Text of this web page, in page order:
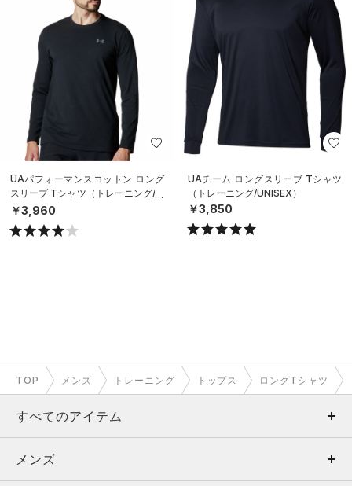
UAパフォーマンスコットン ロング
スリーブ Tシャツ（トレーニング/M
EN）
￥3,960
UAチーム ロングスリーブ Tシャツ
（トレーニング/UNISEX）
￥3,850
TOP メンズ トレーニング トップス ロングTシャツ
すべてのアイテム
メンズ
メンズ